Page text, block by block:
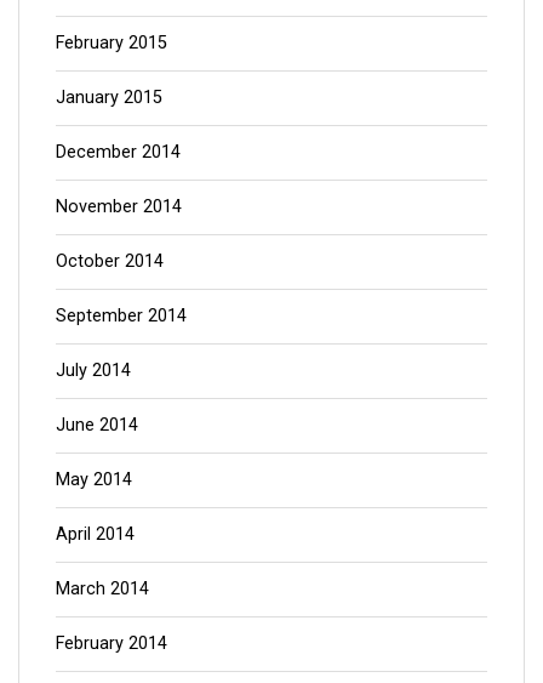
February 2015
January 2015
December 2014
November 2014
October 2014
September 2014
July 2014
June 2014
May 2014
April 2014
March 2014
February 2014